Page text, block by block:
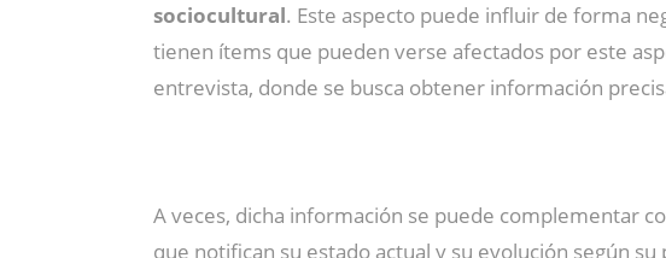
sociocultural. Este aspecto puede influir de forma
tienen ítems que pueden verse afectados por este
entrevista, donde se busca obtener información
A veces, dicha información se puede complementar
que notifican su estado actual y su evolución según